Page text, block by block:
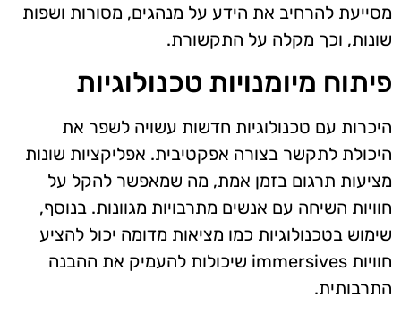
מסייעת להרחיב את הידע על מנהגים, מסורות ושפות
שונות, וכך מקלה על התקשורת.
פיתוח מיומנויות טכנולוגיות
היכרות עם טכנולוגיות חדשות עשויה לשפר את
היכולת לתקשר בצורה אפקטיבית. אפליקציות שונות
מציעות תרגום בזמן אמת, מה שמאפשר להקל על
חוויות השיחה עם אנשים מתרבויות מגוונות. בנוסף,
שימוש בטכנולוגיות כמו מציאות מדומה יכול להציע
חוויות immersives שיכולות להעמיק את ההבנה
התרבותית.